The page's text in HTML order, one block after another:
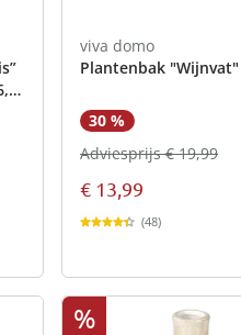
viva domo
Plantenbak "Wijnvat"
30 %
€ 13,99
Adviesprijs € 19,99
(48)
%